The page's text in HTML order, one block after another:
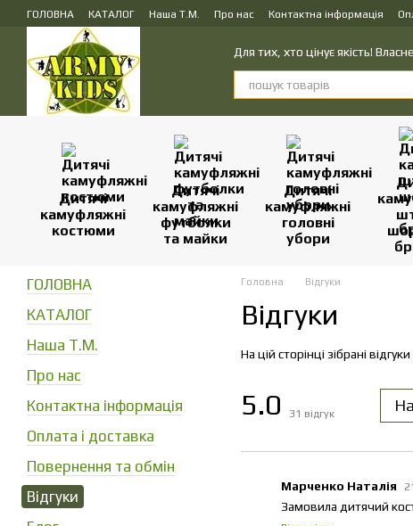
Перейти до основного контенту
ГОЛОВНА КАТАЛОГ Наша Т.М. Про нас Контактна інформація
ПУБЛІЧНИЙ ДОГОВІР (ОФЕРТА) на замовлення, купівлю-продаж і доставку
Для тих, хто цінує якість!
Дитячі
камуфляжні
костюми
Дитячі
камуфляжні
футболки
та майки
Дитячі
камуфляжні
головні
убори
Головна Відгуки
Відгуки
На цій сторінці зібрані
5.0 31 відгук
Марченко Наталія
Замовила дитячий
ГОЛОВНА
КАТАЛОГ
Наша Т.М.
Про нас
Контактна інформація
Оплата і доставка
Повернення та обмін
Відгуки